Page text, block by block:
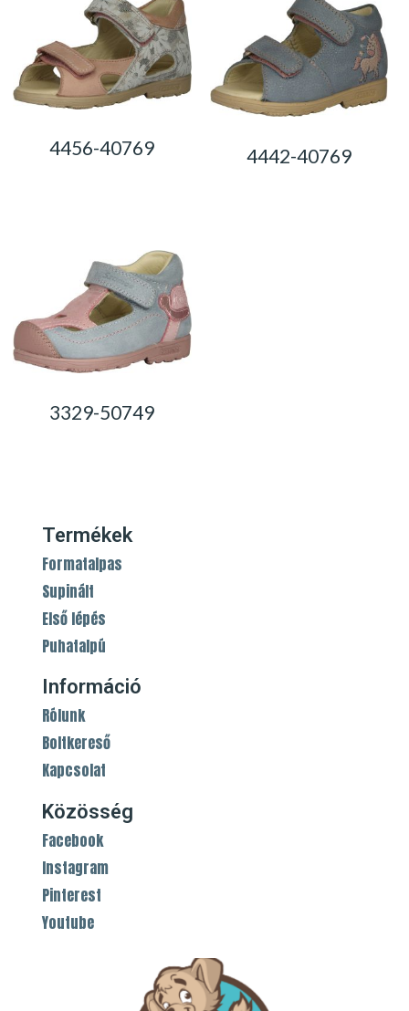
4456-40769 4442-40769
3329-50749
Termékek
Formatalpas
Supinált
Első lépés
Puhatalpú
Információ
Rólunk
Boltkereső
Kapcsolat
Közösség
Facebook
Instagram
Pinterest
Youtube